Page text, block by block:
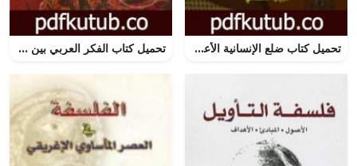
تحميل كتاب ضلع الإنسانية الأعوج: فصول في تاريخ الأفكار PDF تأليف إيزايا برلين مجانا [كامل] تحميل كتاب الفكر العربي بين الخصوصية والكونية PDF تأليف محمود أمين مجانا [كامل]